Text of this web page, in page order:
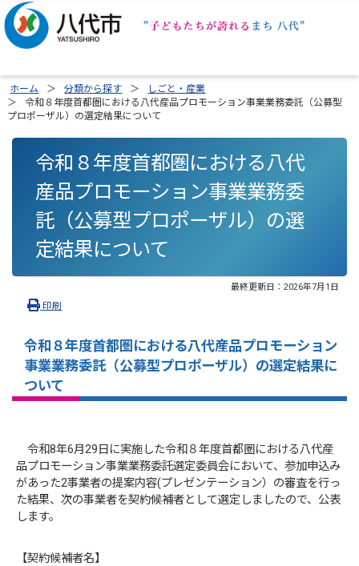
ホーム 分類から探す
しごと・産業
令和８年度首都圏における八代産品プロモーション事業業務委託（公募型
プロポーザル）の選定結果について
令和８年度首都圏における八代
産品プロモーション事業業務委
託（公募型プロポーザル）の選
定結果について
最終更新日： 2026年7月1日
印刷
令和８年度首都圏における八代産品プロモーション
事業業務委託（公募型プロポーザル）の選定結果に
ついて
令和8年6月29日に実施した令和８年度首都圏における八代産
品プロモーション事業業務委託選定委員会において、参加申込み
があった2事業者の提案内容(プレゼンテーション）の審査を行っ
た結果、次の事業者を契約候補者として選定しましたので、公表
します。
【契約候補者名】